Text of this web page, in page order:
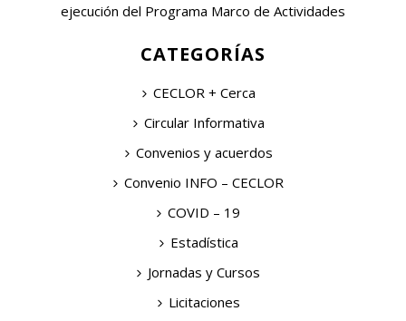
ejecución del Programa Marco de Actividades
CATEGORÍAS
CECLOR + Cerca
Circular Informativa
Convenios y acuerdos
Convenio INFO – CECLOR
COVID – 19
Estadística
Jornadas y Cursos
Licitaciones